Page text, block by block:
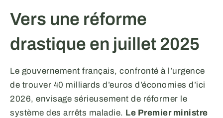
Vers une réforme
drastique en juillet 2025
Le gouvernement français, confronté à l’urgence
de trouver 40 milliards d’euros d’économies d’ici
2026, envisage sérieusement de réformer le
système des arrêts maladie. Le Premier ministre